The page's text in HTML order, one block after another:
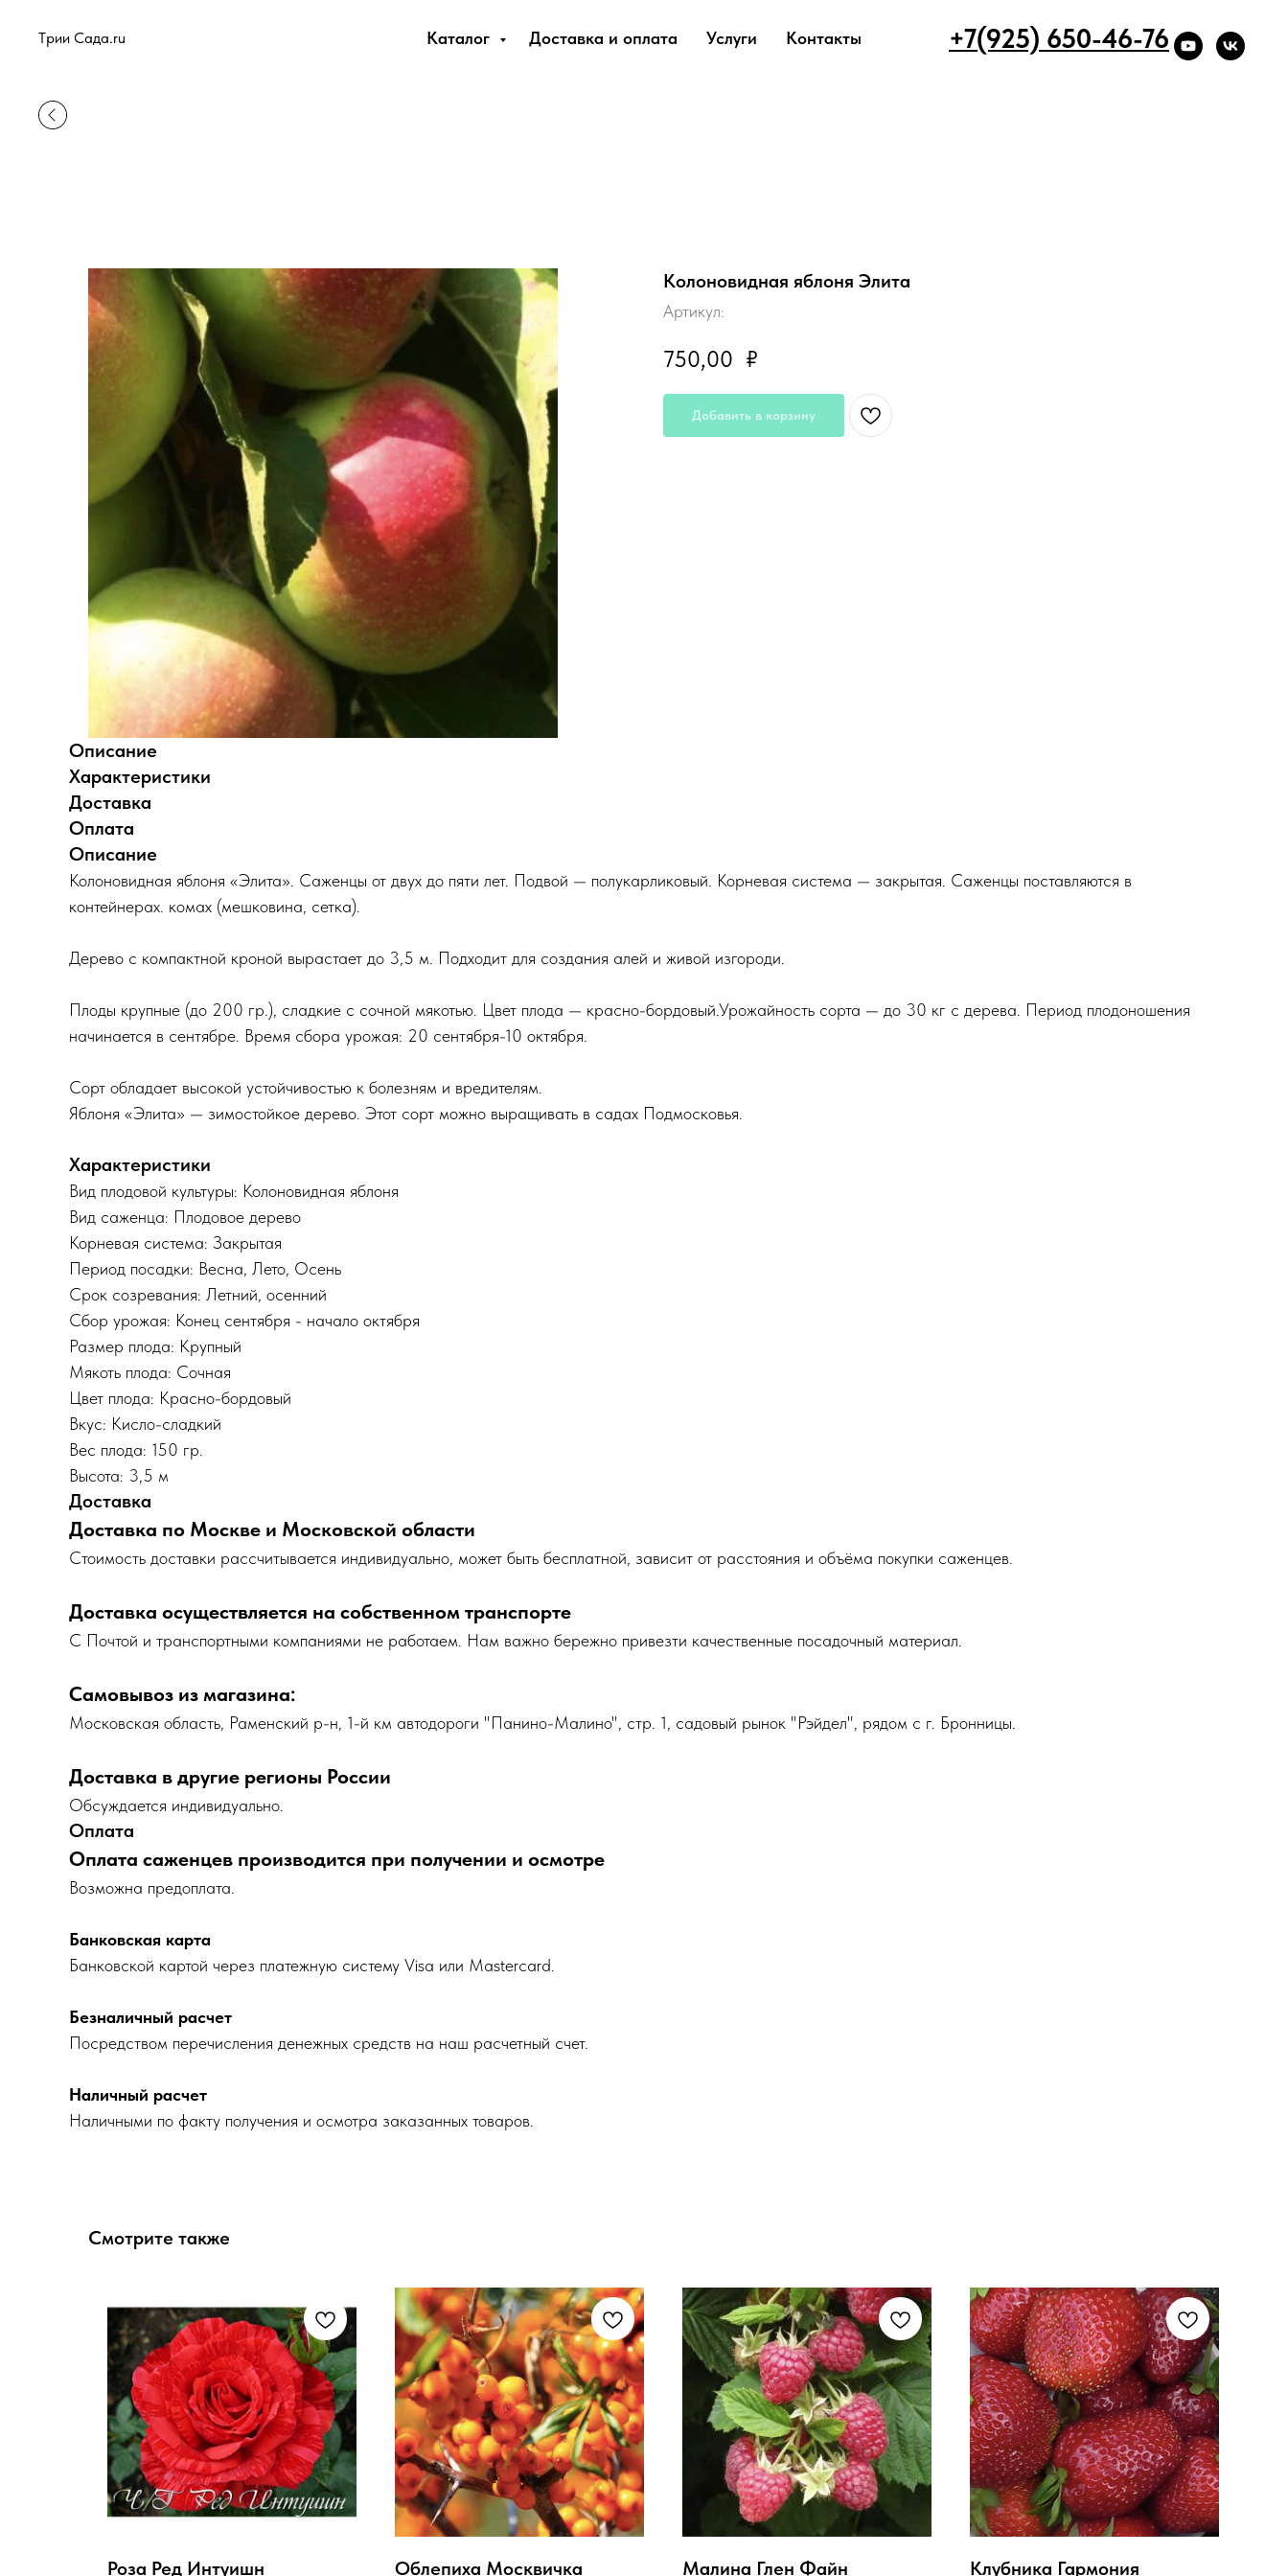
Tрии Сада.ru Каталог Доставка и оплата Услуги Контакты +7(925) 650-46-76
Колоновидная яблоня Элита
Артикул:
750,00 ₽
Добавить в корзину
Описание
Характеристики
Доставка
Оплата
Описание
Колоновидная яблоня «Элита». Саженцы от двух до пяти лет. Подвой — полукарликовый. Корневая система — закрытая. Саженцы поставляются в
контейнерах. комах (мешковина, сетка).
Дерево с компактной кроной вырастает до 3,5 м. Подходит для создания алей и живой изгороди.
Плоды крупные (до 200 гр.), сладкие с сочной мякотью. Цвет плода — красно-бордовый.Урожайность сорта — до 30 кг с дерева. Период плодоношения
начинается в сентябре. Время сбора урожая: 20 сентября-10 октября.
Сорт обладает высокой устойчивостью к болезням и вредителям.
Яблоня «Элита» — зимостойкое дерево. Этот сорт можно выращивать в садах Подмосковья.
Характеристики
Вид плодовой культуры: Колоновидная яблоня
Вид саженца: Плодовое дерево
Корневая система: Закрытая
Период посадки: Весна, Лето, Осень
Срок созревания: Летний, осенний
Сбор урожая: Конец сентября - начало октября
Размер плода: Крупный
Мякоть плода: Сочная
Цвет плода: Красно-бордовый
Вкус: Кисло-сладкий
Вес плода: 150 гр.
Высота: 3,5 м
Доставка
Доставка по Москве и Московской области
Cтоимость доставки рассчитывается индивидуально, может быть бесплатной, зависит от расстояния и объёма покупки саженцев.
Доставка осуществляется на собственном транспорте
С Почтой и транспортными компаниями не работаем. Нам важно бережно привезти качественные посадочный материал.
Самовывоз из магазина:
Московская область, Раменский р-н, 1-й км автодороги "Панино-Малино", стр. 1, садовый рынок "Рэйдел", рядом с г. Бронницы.
Доставка в другие регионы России
Обсуждается индивидуально.
Оплата
Оплата саженцев производится при получении и осмотре
Возможна предоплата.
Банковская карта
Банковской картой через платежную систему Visa или Mastercard.
Безналичный расчет
Посредством перечисления денежных средств на наш расчетный счет.
Наличный расчет
Наличными по факту получения и осмотра заказанных товаров.
Смотрите также
Роза Ред Интуишн Облепиха Москвичка Малина Глен Файн Клубника Гармония